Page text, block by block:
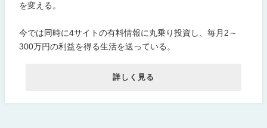
を変える。
今では同時に4サイトの有料情報に丸乗り投資し、毎月2～
300万円の利益を得る生活を送っている。
詳しく見る